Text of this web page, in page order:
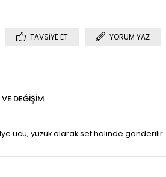
TAVSIYE ET YORUM YAZ
VE DEĞIŞIM
yüzük olarak set halinde gönderilir.